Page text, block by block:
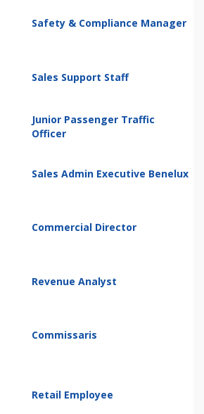
Safety & Compliance Manager
Sales Support Staff
Junior Passenger Traffic
Officer
Sales Admin Executive Benelux
Commercial Director
Revenue Analyst
Commissaris
Retail Employee